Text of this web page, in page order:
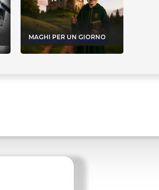
MAGHI PER UN GIORNO